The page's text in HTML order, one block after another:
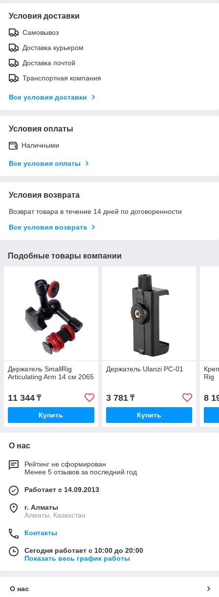
Условия доставки
Самовывоз
Доставка курьером
Доставка почтой
Транспортная компания
Все условия доставки
Условия оплаты
Наличными
Все условия оплаты
Условия возврата
Возврат товара в течение 14 дней по договоренности
Все условия возврата
Подобные товары компании
Держатель SmallRig
Articulating Arm 14 см 2065
11 344 ₸
Купить
Держатель Ulanzi PC-01
3 781₸
Купить
Rig
8
О нас
Рейтинг не сформирован
Менее 5 отзывов за последний год
Работает с 14.09.2013
г. Алматы
Алматы, Казахстан
Контакты
Сегодня работает с 10:00 до 20:00
Показать весь график работы
О нас